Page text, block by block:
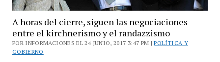
A horas del cierre, siguen las negociaciones
entre el kirchnerismo y el randazzismo
POR INFORMACIONES EL 24 JUNIO, 2017 3:47 PM |POLÍTICA Y
GOBIERNO